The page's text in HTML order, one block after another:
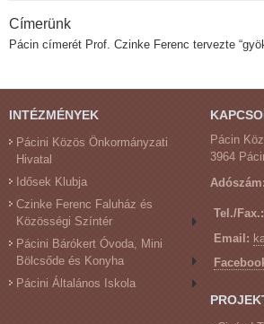
Címerünk
Pácin címerét Prof. Czinke Ferenc tervezte
INTÉZMÉNYEK
Pácini Közös Önkormányzati
Hivatal
Idősek Klubja
Czinke Ferenc Faluház és
Közösségi Színtér
Pácini Bárókert Óvoda, Mini
Bölcsőde és Konyha
Pácini Általános Iskola
Pácin
3964
Adószám:
Tel./Fax.:
Email: